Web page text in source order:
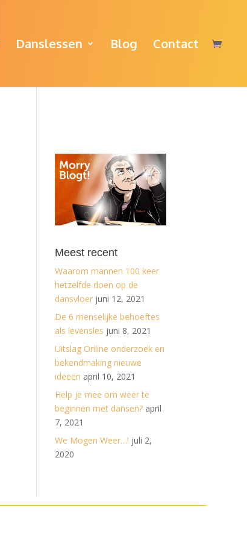
Danslessen Blog Contact
Meest recent
Waarom mannen 100 keer
hetzelfde doen op de
dansvloer juni 12, 2021
De 6 menselijke behoeftes
als levensles juni 8, 2021
Uitslag Online onderzoek en
bekendmaking nieuwe
ideeën april 10, 2021
Help je mee om weer te
beginnen met dansen? april
7, 2021
We Mogen Weer…! juli 2,
2020